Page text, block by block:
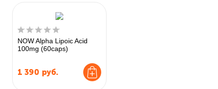
NOW Alpha Lipoic Acid
100mg (60caps)
1 390 руб.